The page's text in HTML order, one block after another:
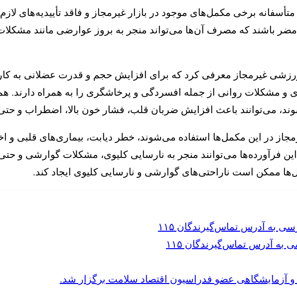
برخی مکمل‌های موجود در بازار غیرمجاز و فاقد تأییدیه‌های
باشند که مصرف آن‌ها می‌تواند منجر به بروز عوارضی مانند مشکلات
غیرمجاز معرفی کرد که برای افزایش حجم و قدرت عضلانی به کار
مشکلات روانی از جمله افسردگی و پرخاشگری را به همراه دارند.
می‌توانند باعث افزایش ضربان قلب، فشار خون بالا، اضطراب و
در این مکمل‌ها استفاده می‌شوند، خطر دیابت، بیماری‌های قلبی و
این فرآورده‌ها می‌توانند منجر به نارسایی کلیوی، مشکلات گوارشی و
ممکن است ناراحتی‌های گوارشی و نارسایی کلیوی ایجاد کند.
آدرس تماس‌گیرندگان ۱۱۵